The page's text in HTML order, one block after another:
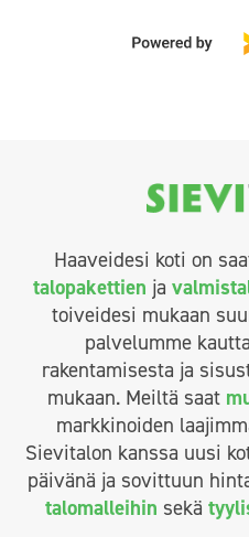
Haaveidesi koti on
talopakettien ja
toiveidesi mukaan
palvelumme
rakentamisesta ja
mukaan. Meiltä saat
markkinoiden
Sievitalon kanssa uusi
päivänä ja sovittuun
talomalleihin sekä